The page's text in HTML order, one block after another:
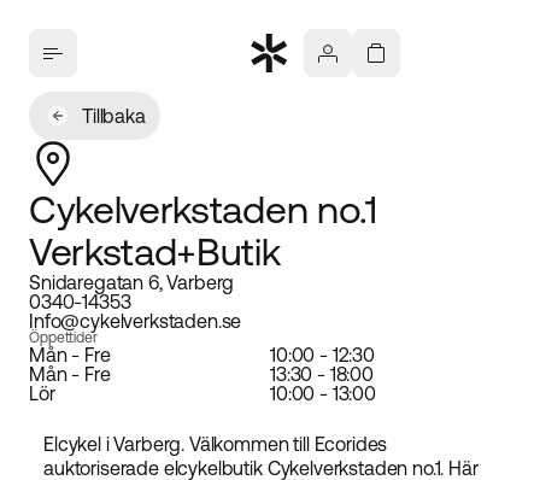
Tillbaka
Cykelverkstaden no.1
Verkstad+Butik
Snidaregatan 6, Varberg
0340-14353
Info@cykelverkstaden.se
Öppettider
Mån - Fre
10:00 - 12:30
Mån - Fre
13:30 - 18:00
Lör
10:00 - 13:00
Elcykel i Varberg. Välkommen till Ecorides
auktoriserade elcykelbutik Cykelverkstaden no.1. Här